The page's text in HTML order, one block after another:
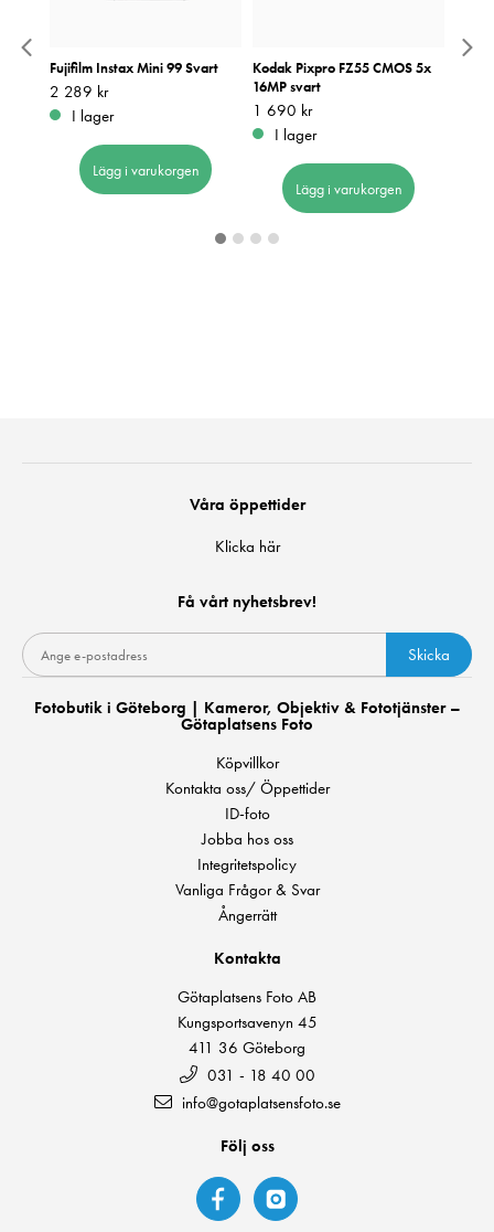
Fujifilm Instax Mini 99 Svart
Pris:2 289 kr
2 289 kr
I lager
Lägg i varukorgen
Kodak Pixpro FZ55 CMOS 5x
16MP svart
Pris:1 690 kr
1 690 kr
I lager
Lägg i varukorgen
Våra öppettider
Klicka här
Få vårt nyhetsbrev!
Skicka
Fotobutik i Göteborg | Kameror, Objektiv & Fototjänster –
Götaplatsens Foto
Köpvillkor
Kontakta oss/ Öppettider
ID-foto
Jobba hos oss
Integritetspolicy
Vanliga Frågor & Svar
Ångerrätt
Kontakta
Götaplatsens Foto AB
Kungsportsavenyn 45
411 36 Göteborg
031 - 18 40 00
info@gotaplatsensfoto.se
Följ oss